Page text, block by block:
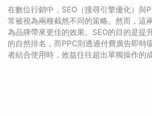
在數位行銷中，SEO（搜尋引擎優化）與
常被視為兩種截然不同的策略。然而，這
為品牌帶來更佳的效果。SEO的目的是提
的自然排名，而PPC則透過付費廣告即時
者結合使用時，效益往往超出單獨操作的成